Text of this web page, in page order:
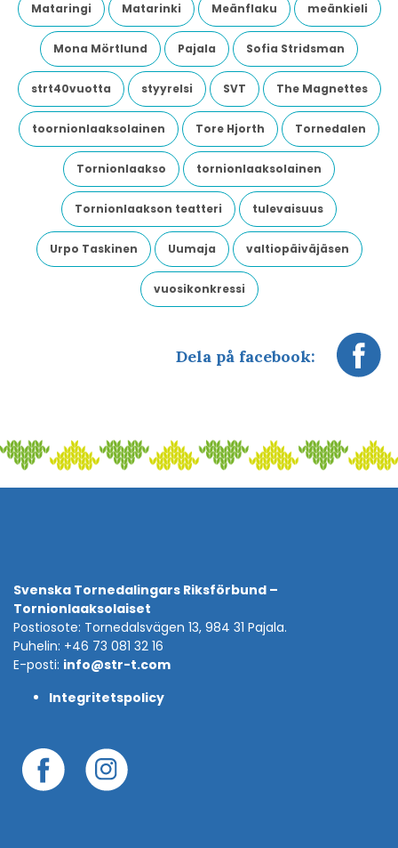
Mataringi Matarinki Meänflaku meänkieli
Mona Mörtlund Pajala Sofia Stridsman
strt40vuotta styyrelsi SVT The Magnettes
toornionlaaksolainen Tore Hjorth Tornedalen
Tornionlaakso tornionlaaksolainen
Tornionlaakson teatteri tulevaisuus
Urpo Taskinen Uumaja valtiopäiväjäsen
vuosikonkressi
Dela på facebook:
Svenska Tornedalingars Riksförbund –
Tornionlaaksolaiset
Postiosote: Tornedalsvägen 13, 984 31 Pajala.
Puhelin: +46 73 081 32 16
E-posti: info@str-t.com
Integritetspolicy